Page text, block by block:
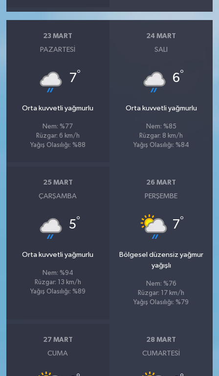
23 MART
PAZARTESI
7°
Orta kuvvetli yağmurlu
Nem: %77
Rüzgar: 6 km/h
Yağış Olasılığı: %88
24 MART
SALI
6°
Orta kuvvetli yağmurlu
Nem: %85
Rüzgar: 8 km/h
Yağış Olasılığı: %84
25 MART
ÇARŞAMBA
5°
Orta kuvvetli yağmurlu
Nem: %94
Rüzgar: 13 km/h
Yağış Olasılığı: %89
26 MART
PERŞEMBE
7°
Bölgesel düzensiz yağmur
yağışlı
Nem: %76
Rüzgar: 17 km/h
Yağış Olasılığı: %79
27 MART
CUMA
28 MART
CUMARTESI